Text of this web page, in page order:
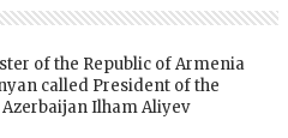
of the Republic of Armenia
called President of the
Ilham Aliyev